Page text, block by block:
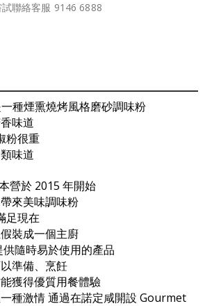
聯絡客服 9146 6888
種煙熏燒烤風格磨砂調味粉
味道
粉很重
味道
營於 2015 年開始
來美味調味粉
足現在
裝成一個主廚
隨時易於使用的產品
準備、烹飪
獲得優質用餐體驗
種激情 通過在諾定咸開設 Gourmet